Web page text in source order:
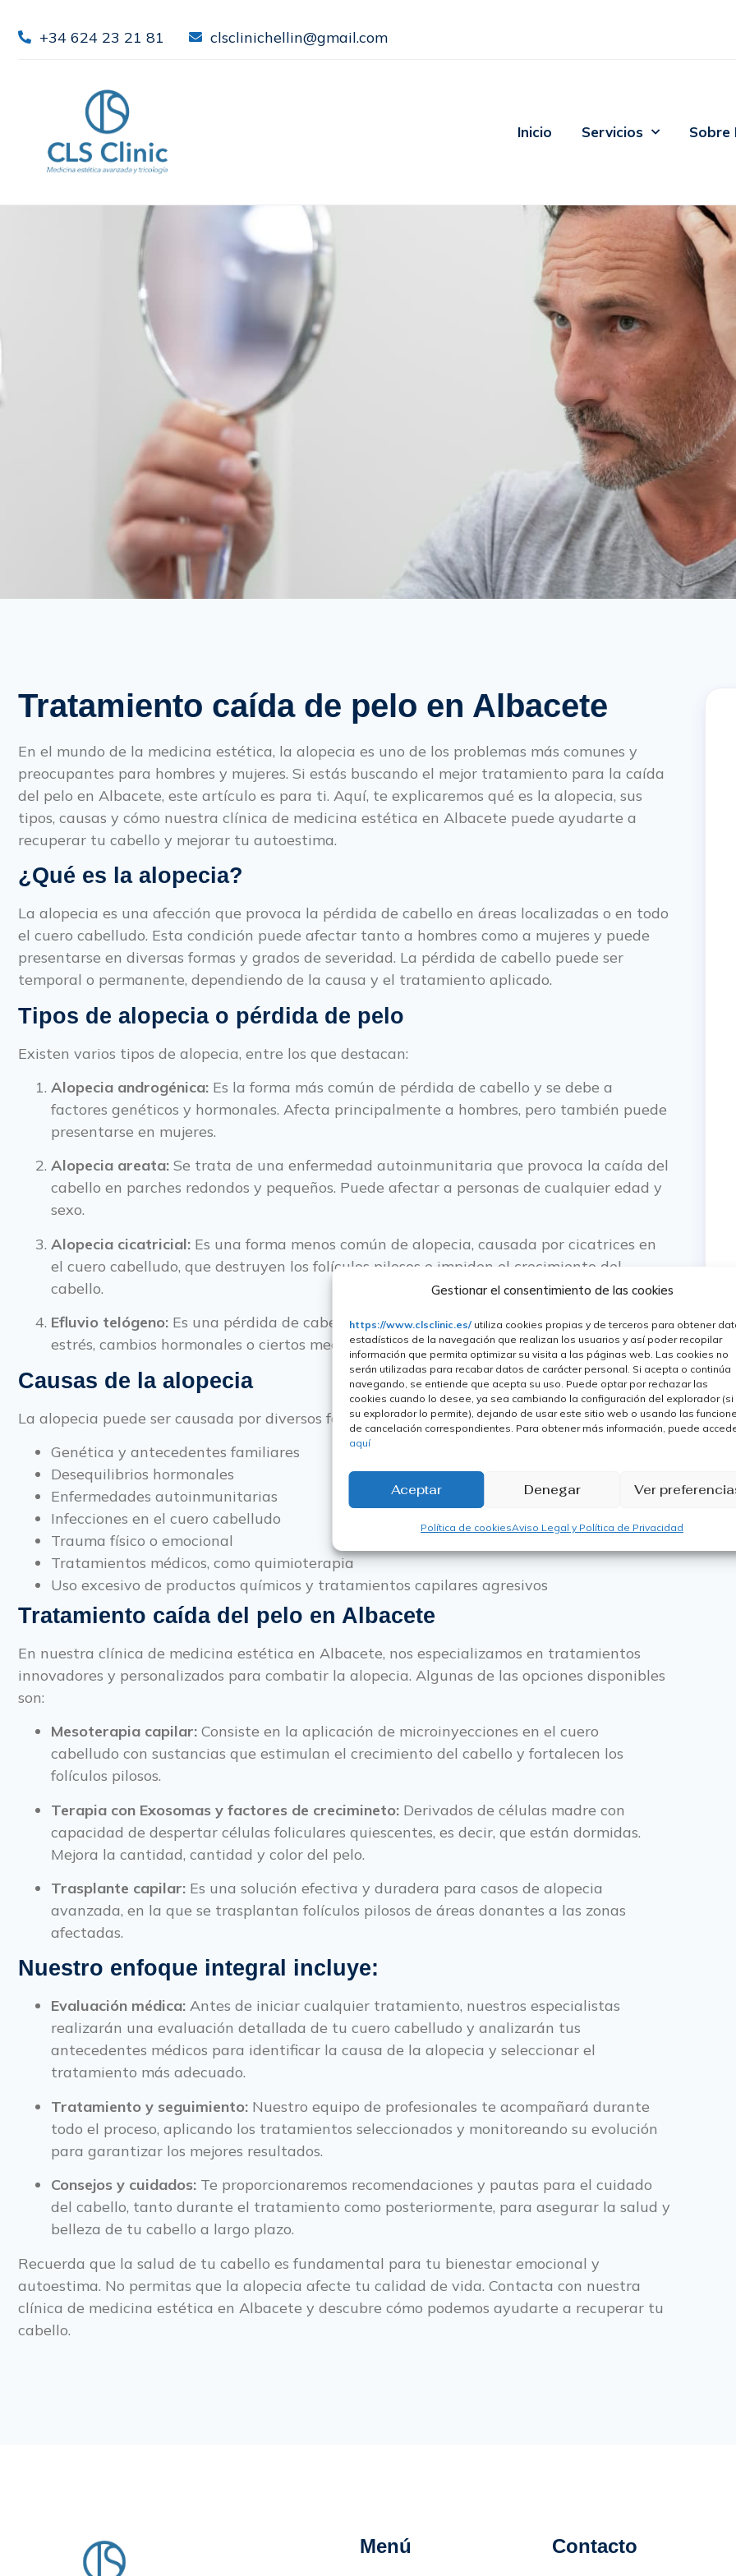
Gestionar el consentimiento de las cookies
https://www.clsclinic.es/utiliza cookies propias y de terceros para obtener
estadísticos de la navegación que realizan los usuarios y así poder recopilar
información que permita optimizar su visita a las páginas web. Las cookies no
serán utilizadas para recabar datos de carácter personal. Si acepta o continúa
navegando, se entiende que acepta su uso. Puede optar por rechazar las
cookies cuando lo desee, ya sea cambiando la configuración del explorador (si
su explorador lo permite), dejando de usar este sitio web o usando las
de cancelación correspondientes. Para obtener más información, puede
aquí
Aceptar Denegar Ver
Política de cookiesAviso Legal y Política de Privacidad
+34 624 23 21 81 clsclinichellin@gmail.com
Inicio Servicios Sobre
Tratamiento caída de pelo en Albacete
En el mundo de la medicina estética, la alopecia es uno de los problemas más comunes y
preocupantes para hombres y mujeres. Si estás buscando el mejor tratamiento para la caída
del pelo en Albacete, este artículo es para ti. Aquí, te explicaremos qué es la alopecia, sus
tipos, causas y cómo nuestra clínica de medicina estética en Albacete puede ayudarte a
recuperar tu cabello y mejorar tu autoestima.
¿Qué es la alopecia?
La alopecia es una afección que provoca la pérdida de cabello en áreas localizadas o en todo
el cuero cabelludo. Esta condición puede afectar tanto a hombres como a mujeres y puede
presentarse en diversas formas y grados de severidad. La pérdida de cabello puede ser
temporal o permanente, dependiendo de la causa y el tratamiento aplicado.
Tipos de alopecia o pérdida de pelo
Existen varios tipos de alopecia, entre los que destacan:
Alopecia androgénica: Es la forma más común de pérdida de cabello y se debe a
factores genéticos y hormonales. Afecta principalmente a hombres, pero también puede
presentarse en mujeres.
Alopecia areata: Se trata de una enfermedad autoinmunitaria que provoca la caída del
cabello en parches redondos y pequeños. Puede afectar a personas de cualquier edad y
sexo.
Alopecia cicatricial: Es una forma menos común de alopecia, causada por cicatrices en
el cuero cabelludo, que destruyen los folículos pilosos e impiden el crecimiento del
cabello.
Efluvio telógeno: Es una pérdida de cabello temporal, causada por factores como el
estrés, cambios hormonales o ciertos medicamentos.
Causas de la alopecia
La alopecia puede ser causada por diversos factores, entre los que se encuentran:
Genética y antecedentes familiares
Desequilibrios hormonales
Enfermedades autoinmunitarias
Infecciones en el cuero cabelludo
Trauma físico o emocional
Tratamientos médicos, como quimioterapia
Uso excesivo de productos químicos y tratamientos capilares agresivos
Tratamiento caída del pelo en Albacete
En nuestra clínica de medicina estética en Albacete, nos especializamos en tratamientos
innovadores y personalizados para combatir la alopecia. Algunas de las opciones disponibles
son:
Mesoterapia capilar: Consiste en la aplicación de microinyecciones en el cuero
cabelludo con sustancias que estimulan el crecimiento del cabello y fortalecen los
folículos pilosos.
Terapia con Exosomas y factores de crecimineto: Derivados de células madre con
capacidad de despertar células foliculares quiescentes, es decir, que están dormidas.
Mejora la cantidad, cantidad y color del pelo.
Trasplante capilar: Es una solución efectiva y duradera para casos de alopecia
avanzada, en la que se trasplantan folículos pilosos de áreas donantes a las zonas
afectadas.
Nuestro enfoque integral incluye:
Evaluación médica: Antes de iniciar cualquier tratamiento, nuestros especialistas
realizarán una evaluación detallada de tu cuero cabelludo y analizarán tus
antecedentes médicos para identificar la causa de la alopecia y seleccionar el
tratamiento más adecuado.
Tratamiento y seguimiento: Nuestro equipo de profesionales te acompañará durante
todo el proceso, aplicando los tratamientos seleccionados y monitoreando su evolución
para garantizar los mejores resultados.
Consejos y cuidados: Te proporcionaremos recomendaciones y pautas para el cuidado
del cabello, tanto durante el tratamiento como posteriormente, para asegurar la salud y
belleza de tu cabello a largo plazo.
Recuerda que la salud de tu cabello es fundamental para tu bienestar emocional y
autoestima. No permitas que la alopecia afecte tu calidad de vida. Contacta con nuestra
clínica de medicina estética en Albacete y descubre cómo podemos ayudarte a recuperar tu
cabello.
Menú Contacto